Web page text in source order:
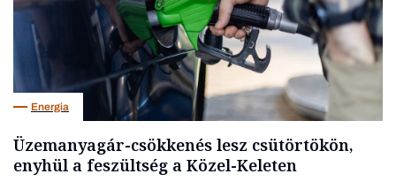
Energia
Üzemanyagár-csökkenés lesz csütörtökön,
enyhül a feszültség a Közel-Keleten